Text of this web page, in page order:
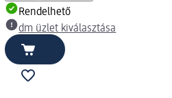
Rendelhető
dm üzlet kiválasztása